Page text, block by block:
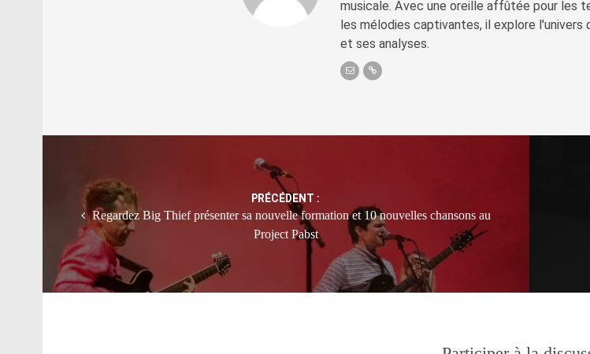
musicale. Avec une oreille affûtée pour les
les mélodies captivantes, il explore
et ses analyses.
PRÉCÉDENT :
Regardez Big Thief présenter sa nouvelle formation et 10 nouvelles chansons au
Project Pabst